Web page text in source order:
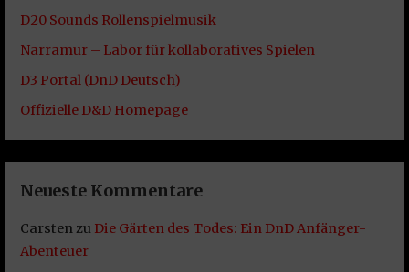
D20 Sounds Rollenspielmusik
Narramur – Labor für kollaboratives Spielen
D3 Portal (DnD Deutsch)
Offizielle D&D Homepage
Neueste Kommentare
Carstenzu Die Gärten des Todes: Ein DnD Anfänger-
Abenteuer